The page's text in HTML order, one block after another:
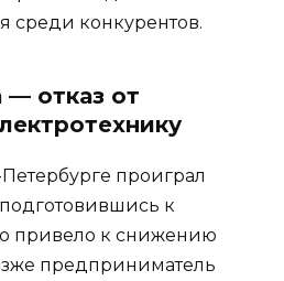
среди конкурентов.
отказ от
проиграл
к
привело к снижению
предприниматель